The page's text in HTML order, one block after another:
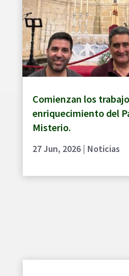
Comienzan los
enriquecimiento del
Misterio.
27 Jun, 2026| Noticias